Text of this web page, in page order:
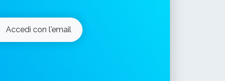
Accedi con l'email